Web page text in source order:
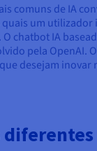
comuns de IA
um
chatbot IA
pela OpenAI.
desejam inovar